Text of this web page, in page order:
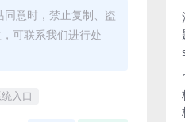
意时，禁止复制、盗
可联系我们进行处
入口